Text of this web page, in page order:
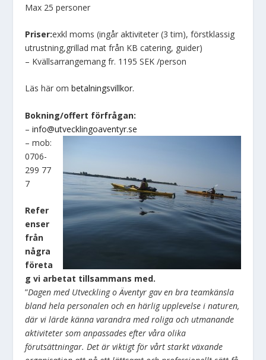
Max 25 personer
Priser:exkl moms (ingår aktiviteter (3 tim), förstklassig
utrustning,grillad mat från KB catering, guider)
– Kvällsarrangemang fr. 1195 SEK /person
Läs här ombetalningsvillkor.
Bokning/offert förfrågan:
–info@utvecklingoaventyr.se
– mob:
0706-
299 77
7
Refer
enser
från
några
företa
g vi arbetat tillsammans med.
”Dagen med Utveckling o Äventyr gav en bra teamkänsla
bland hela personalen och en härlig upplevelse i naturen,
där vi lärde känna varandra med roliga och utmanande
aktiviteter som anpassades efter våra olika
förutsättningar. Det är viktigt för vårt starkt växande